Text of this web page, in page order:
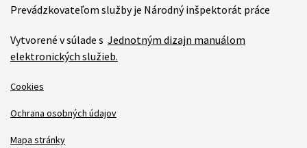
Prevádzkovateľom služby je Národný inšpektorát práce
Vytvorené v súlade s Jednotným dizajn manuálom
elektronických služieb.
Cookies
Ochrana osobných údajov
Mapa stránky